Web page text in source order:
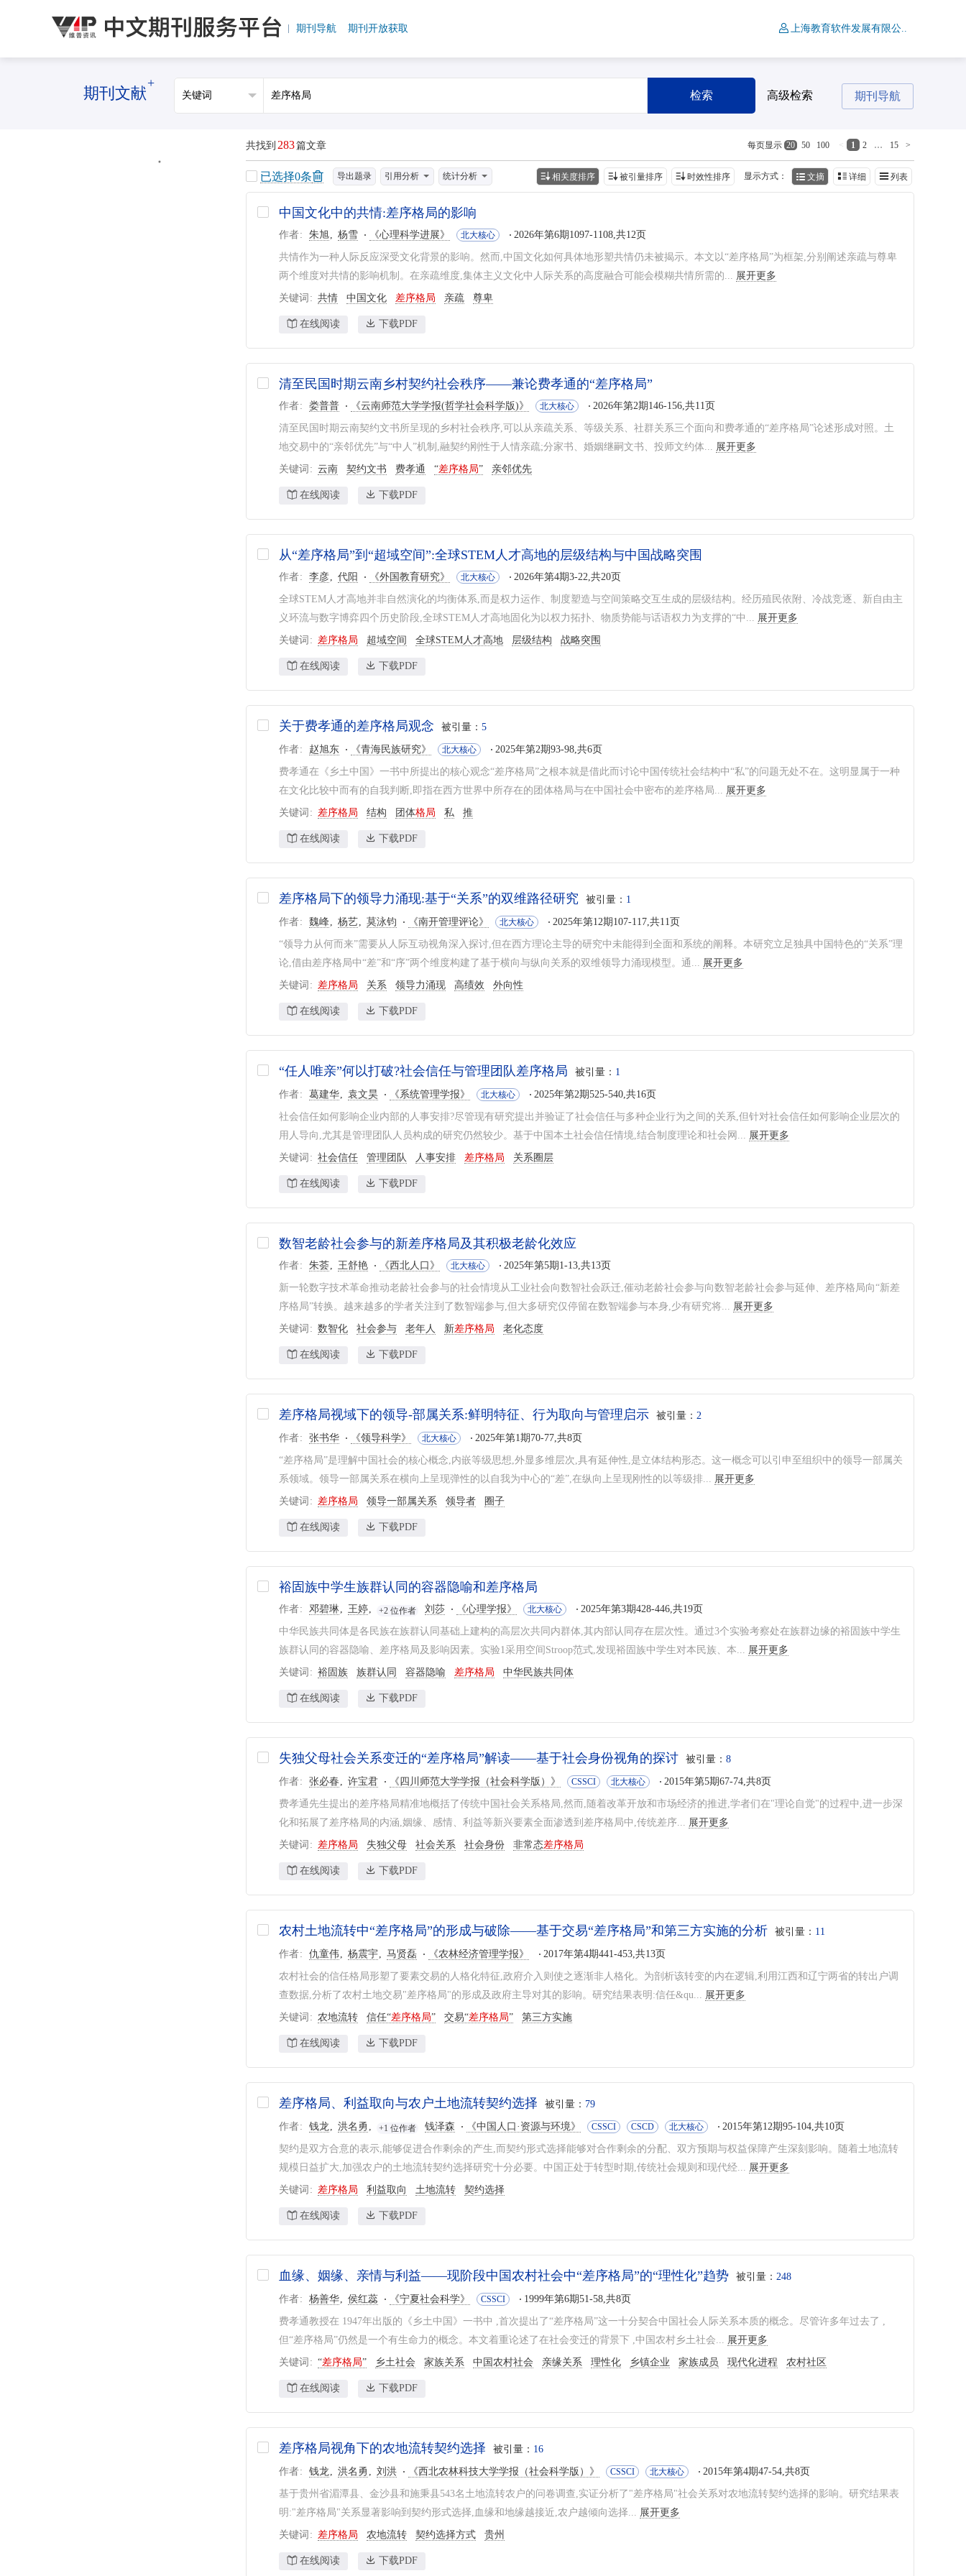
期刊导航 期刊开放获取 上海教育软件发展有限公..
期刊文献
+
检索 高级检索 期刊导航
共找到 283篇文章 < 1 2 … 15 >
每页显示 20 50 100
已选择0条 导出题录 引用分析 统计分析 显示方式： 文摘 详细 列表
相关度排序 被引量排序 时效性排序
中国文化中的共情:差序格局的影响
作者 朱旭 杨雪 《心理科学进展》 北大核心 2026年第6期1097-1108,共12页
共情作为一种人际反应深受文化背景的影响。然而,中国文化如何具体地形塑共情仍未被揭示。本文以“差序格局”为框架,分别阐述亲疏与尊卑
两个维度对共情的影响机制。在亲疏维度,集体主义文化中人际关系的高度融合可能会模糊共情所需的... 展开更多
关键词 共情 中国文化 差序格局 亲疏 尊卑
在线阅读 下载PDF
清至民国时期云南乡村契约社会秩序——兼论费孝通的“差序格局”
作者 娄普普 《云南师范大学学报(哲学社会科学版)》 北大核心 2026年第2期146-156,共11页
清至民国时期云南契约文书所呈现的乡村社会秩序,可以从亲疏关系、等级关系、社群关系三个面向和费孝通的“差序格局”论述形成对照。土
地交易中的“亲邻优先”与“中人”机制,融契约刚性于人情亲疏;分家书、婚姻继嗣文书、投师文约体... 展开更多
关键词 云南 契约文书 费孝通 “差序格局” 亲邻优先
在线阅读 下载PDF
从“差序格局”到“超域空间”:全球STEM人才高地的层级结构与中国战略突围
作者 李彦 代阳 《外国教育研究》 北大核心 2026年第4期3-22,共20页
全球STEM人才高地并非自然演化的均衡体系,而是权力运作、制度塑造与空间策略交互生成的层级结构。经历殖民依附、冷战竞逐、新自由主
义环流与数字博弈四个历史阶段,全球STEM人才高地固化为以权力拓扑、物质势能与话语权力为支撑的“中... 展开更多
关键词 差序格局 超域空间 全球STEM人才高地 层级结构 战略突围
在线阅读 下载PDF
关于费孝通的差序格局观念 被引量： 5
作者 赵旭东 《青海民族研究》 北大核心 2025年第2期93-98,共6页
费孝通在《乡土中国》一书中所提出的核心观念“差序格局”之根本就是借此而讨论中国传统社会结构中“私”的问题无处不在。这明显属于一种
在文化比较中而有的自我判断,即指在西方世界中所存在的团体格局与在中国社会中密布的差序格局... 展开更多
关键词 差序格局 结构 团体格局 私 推
在线阅读 下载PDF
差序格局下的领导力涌现:基于“关系”的双维路径研究 被引量： 1
作者 魏峰 杨艺 莫泳钧 《南开管理评论》 北大核心 2025年第12期107-117,共11页
“领导力从何而来”需要从人际互动视角深入探讨,但在西方理论主导的研究中未能得到全面和系统的阐释。本研究立足独具中国特色的“关系”理
论,借由差序格局中“差”和“序”两个维度构建了基于横向与纵向关系的双维领导力涌现模型。通... 展开更多
关键词 差序格局 关系 领导力涌现 高绩效 外向性
在线阅读 下载PDF
“任人唯亲”何以打破?社会信任与管理团队差序格局 被引量： 1
作者 葛建华 袁文昊 《系统管理学报》 北大核心 2025年第2期525-540,共16页
社会信任如何影响企业内部的人事安排?尽管现有研究提出并验证了社会信任与多种企业行为之间的关系,但针对社会信任如何影响企业层次的
用人导向,尤其是管理团队人员构成的研究仍然较少。基于中国本土社会信任情境,结合制度理论和社会网... 展开更多
关键词 社会信任 管理团队 人事安排 差序格局 关系圈层
在线阅读 下载PDF
数智老龄社会参与的新差序格局及其积极老龄化效应
作者 朱荟 王舒艳 《西北人口》 北大核心 2025年第5期1-13,共13页
新一轮数字技术革命推动老龄社会参与的社会情境从工业社会向数智社会跃迁,催动老龄社会参与向数智老龄社会参与延伸、差序格局向“新差
序格局”转换。越来越多的学者关注到了数智端参与,但大多研究仅停留在数智端参与本身,少有研究将... 展开更多
关键词 数智化 社会参与 老年人 新差序格局 老化态度
在线阅读 下载PDF
差序格局视域下的领导-部属关系:鲜明特征、行为取向与管理启示 被引量： 2
作者 张书华 《领导科学》 北大核心 2025年第1期70-77,共8页
“差序格局”是理解中国社会的核心概念,内嵌等级思想,外显多维层次,具有延伸性,是立体结构形态。这一概念可以引申至组织中的领导一部属关
系领域。领导一部属关系在横向上呈现弹性的以自我为中心的“差”,在纵向上呈现刚性的以等级排... 展开更多
关键词 差序格局 领导一部属关系 领导者 圈子
在线阅读 下载PDF
裕固族中学生族群认同的容器隐喻和差序格局
作者 邓碧琳 王婷 +2 位作者 刘莎 《心理学报》 北大核心 2025年第3期428-446,共19页
中华民族共同体是各民族在族群认同基础上建构的高层次共同内群体,其内部认同存在层次性。通过3个实验考察处在族群边缘的裕固族中学生
族群认同的容器隐喻、差序格局及影响因素。实验1采用空间Stroop范式,发现裕固族中学生对本民族、本... 展开更多
关键词 裕固族 族群认同 容器隐喻 差序格局 中华民族共同体
在线阅读 下载PDF
失独父母社会关系变迁的“差序格局”解读——基于社会身份视角的探讨 被引量： 8
作者 张必春 许宝君 《四川师范大学学报（社会科学版）》 CSSCI 北大核心 2015年第5期67-74,共8页
费孝通先生提出的差序格局精准地概括了传统中国社会关系格局,然而,随着改革开放和市场经济的推进,学者们在"理论自觉"的过程中,进一步深
化和拓展了差序格局的内涵,姻缘、感情、利益等新兴要素全面渗透到差序格局中,传统差序... 展开更多
关键词 差序格局 失独父母 社会关系 社会身份 非常态差序格局
在线阅读 下载PDF
农村土地流转中“差序格局”的形成与破除——基于交易“差序格局”和第三方实施的分析 被引量： 11
作者 仇童伟 杨震宇 马贤磊 《农林经济管理学报》 2017年第4期441-453,共13页
农村社会的信任格局形塑了要素交易的人格化特征,政府介入则使之逐渐非人格化。为剖析该转变的内在逻辑,利用江西和辽宁两省的转出户调
查数据,分析了农村土地交易"差序格局"的形成及政府主导对其的影响。研究结果表明:信任&qu... 展开更多
关键词 农地流转 信任“差序格局” 交易“差序格局” 第三方实施
在线阅读 下载PDF
差序格局、利益取向与农户土地流转契约选择 被引量： 79
作者 钱龙 洪名勇 +1 位作者 钱泽森 《中国人口·资源与环境》 CSSCI CSCD 北大核心 2015年第12期95-104,共10页
契约是双方合意的表示,能够促进合作剩余的产生,而契约形式选择能够对合作剩余的分配、双方预期与权益保障产生深刻影响。随着土地流转
规模日益扩大,加强农户的土地流转契约选择研究十分必要。中国正处于转型时期,传统社会规则和现代经... 展开更多
关键词 差序格局 利益取向 土地流转 契约选择
在线阅读 下载PDF
血缘、姻缘、亲情与利益——现阶段中国农村社会中“差序格局”的“理性化”趋势 被引量： 248
作者 杨善华 侯红蕊 《宁夏社会科学》 CSSCI 1999年第6期51-58,共8页
费孝通教授在 1947年出版的《乡土中国》一书中 ,首次提出了“差序格局”这一十分契合中国社会人际关系本质的概念。尽管许多年过去了 ,
但“差序格局”仍然是一个有生命力的概念。本文着重论述了在社会变迁的背景下 ,中国农村乡土社会... 展开更多
关键词 “差序格局” 乡土社会 家族关系 中国农村社会 亲缘关系 理性化 乡镇企业 家族成员 现代化进程 农村社区
在线阅读 下载PDF
差序格局视角下的农地流转契约选择 被引量： 16
作者 钱龙 洪名勇 刘洪 《西北农林科技大学学报（社会科学版）》 CSSCI 北大核心 2015年第4期47-54,共8页
基于贵州省湄潭县、金沙县和施秉县543名土地流转农户的问卷调查,实证分析了"差序格局"社会关系对农地流转契约选择的影响。研究结果表
明:"差序格局"关系显著影响到契约形式选择,血缘和地缘越接近,农户越倾向选择... 展开更多
关键词 差序格局 农地流转 契约选择方式 贵州
在线阅读 下载PDF